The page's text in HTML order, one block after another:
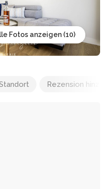
Fotos anzeigen
Rezension